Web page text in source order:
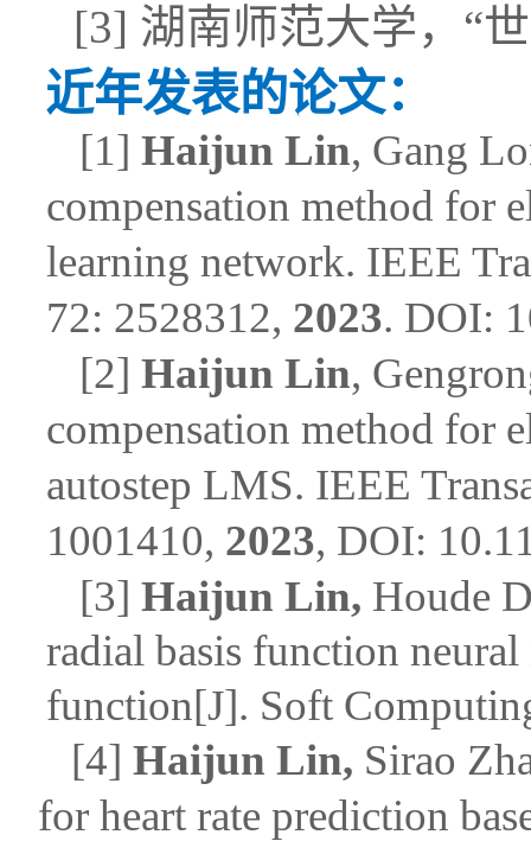
[3] 湖南师范大学，“
近年发表的论文：
[1] Haijun Lin, Gang
compensation method for
learning network. IEEE
72: 2528312, 2023. DOI:
[2] Haijun Lin,
compensation method for
autostep LMS. IEEE
1001410, 2023, DOI:
[3] Haijun Lin, Houde
radial basis function
function[J]. Soft
[4] Haijun Lin, Sirao
for heart rate prediction